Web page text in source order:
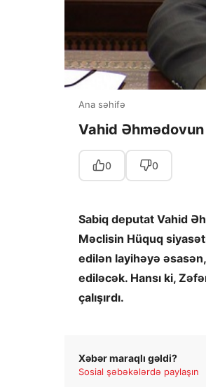
Ana səhifə
Vahid
0 0
Sabiq deputat Vahid
Məclisin Hüquq
edilən layihəyə
ediləcək. Hansı ki,
çalışırdı.
Xəbər maraqlı gəldi?
Sosial şəbəkələrdə paylaşın